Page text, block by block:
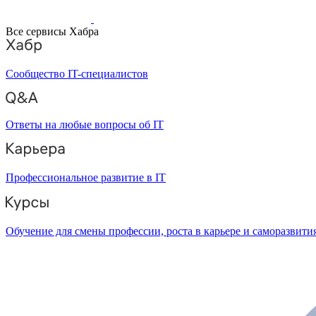
Все сервисы Хабра
Сообщество IT-специалистов
Ответы на любые вопросы об IT
Профессиональное развитие в IT
Обучение для смены профессии, роста в карьере и